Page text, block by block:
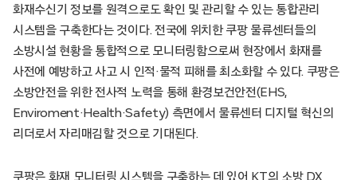
화재수신기 정보를 원격으로도 확인 및 관리할 수 있는 통합관리
시스템을 구축한다는 것이다. 전국에 위치한 쿠팡 물류센터들의
소방시설 현황을 통합적으로 모니터링함으로써 현장에서 화재를
사전에 예방하고 사고 시 인적·물적 피해를 최소화할 수 있다. 쿠팡은
소방안전을 위한 전사적 노력을 통해 환경보건안전(EHS,
Enviroment·Health·Safety) 측면에서 물류센터 디지털 혁신의
리더로서 자리매김할 것으로 기대된다.
쿠팡은 화재 모니터링 시스템을 구축하는 데 있어 KT의 소방 DX